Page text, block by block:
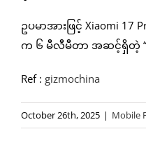
ဥပမာအားဖြင့် Xiaomi
က ၆ မီလီမီတာ အဆင့်ရှိတဲ့
Ref : gizmochina
October 26th, 2025 | Mobile